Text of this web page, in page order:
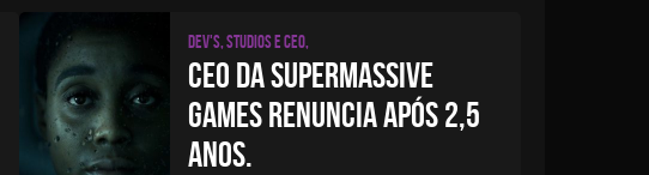
Dev's, studios e CEO,
CEO DA SUPERMASSIVE
GAMES RENUNCIA APÓS 2,5
ANOS.